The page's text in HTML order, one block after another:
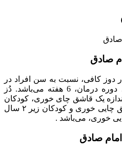
صادق
کافی، نسبت به سن افراد در
آب ولرم حل شده، میل گردد. دوره درمان، 6 هفته می‌باشد. دُز
۷ سال به اندازه یک قاشق چای خوری، کودکان
۲ تا ۷ سال به اندازه نصف قاشق چایی خوری و کودکان زیر ۲ سال
خوری، می‌باشد .
صادق